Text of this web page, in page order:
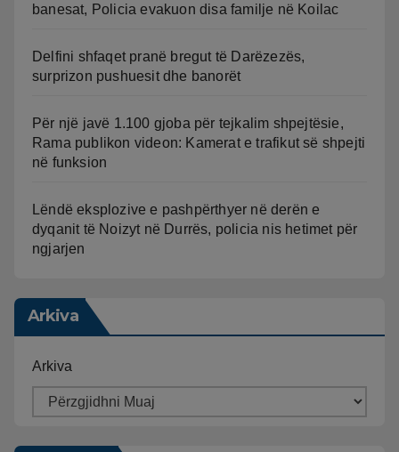
banesat, Policia evakuon disa familje në Koilac
Delfini shfaqet pranë bregut të Darëzezës,
surprizon pushuesit dhe banorët
Për një javë 1.100 gjoba për tejkalim shpejtësie,
Rama publikon videon: Kamerat e trafikut së shpejti
në funksion
Lëndë eksplozive e pashpërthyer në derën e
dyqanit të Noizyt në Durrës, policia nis hetimet për
ngjarjen
Arkiva
Arkiva